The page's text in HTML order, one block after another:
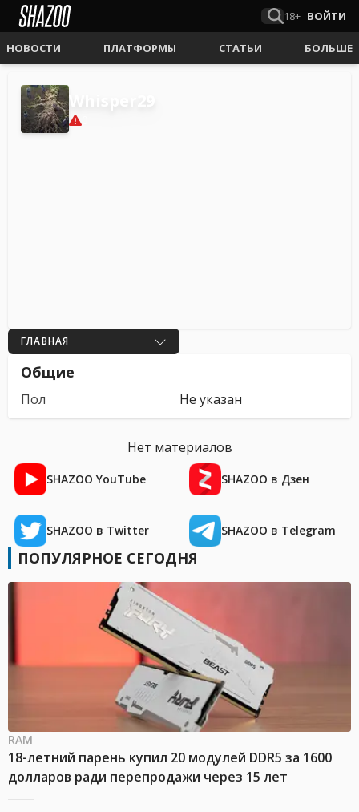
18+ ВОЙТИ
НОВОСТИ ПЛАТФОРМЫ СТАТЬИ БОЛЬШЕ
ГЛАВНАЯ
Общие
Пол Не указан
Нет материалов
SHAZOO YouTube SHAZOO в Дзен
SHAZOO в Twitter SHAZOO в Telegram
ПОПУЛЯРНОЕ СЕГОДНЯ
RAM
18-летний парень купил 20 модулей DDR5 за 1600
долларов ради перепродажи через 15 лет